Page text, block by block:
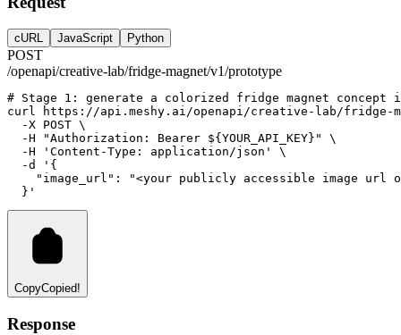
cURL JavaScript Python
POST
/openapi/creative-lab/fridge-magnet/v1/prototype
# Stage 1: generate a colorized fridge magnet concept
curl
https://api.meshy.ai/openapi/creative-lab/fridge-
-X POST \
-H
"Authorization: Bearer ${YOUR_API_KEY}"
\
-H
'Content-Type: application/json'
\
-d
'{
"image_url": "<your publicly accessible image url
  }'
CopyCopied!
Response